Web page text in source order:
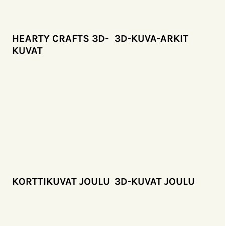
HEARTY CRAFTS 3D-
KUVAT
3D-KUVA-ARKIT
KORTTIKUVAT JOULU 3D-KUVAT JOULU